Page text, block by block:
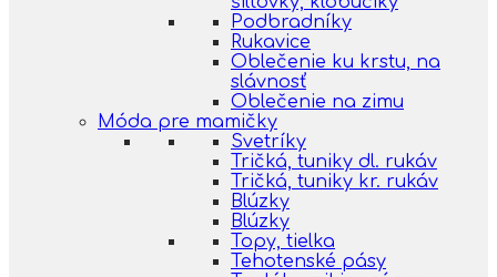
Podbradníky
Rukavice
Oblečenie ku krstu, na
slávnosť
Oblečenie na zimu
Móda pre mamičky
Svetríky
Tričká, tuniky dl. rukáv
Tričká, tuniky kr. rukáv
Blúzky
Blúzky
Topy, tielka
Tehotenské pásy